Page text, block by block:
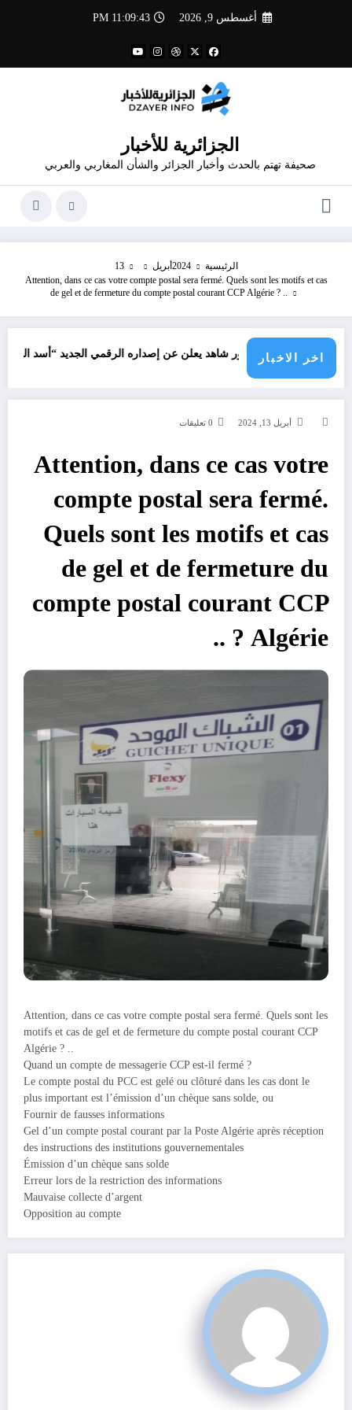
أغسطس 9, 2026 11:09:44 PM
الجزائرية للأخبار
صحيفة تهتم بالحدث وأخبار الجزائر والشأن المغاربي والعربي
الرئيسية 2024 أبريل
13
Attention, dans ce cas votre compte postal sera fermé. Quels sont les motifs et cas
de gel et de fermeture du compte postal courant CCP Algérie ? ..
اخر الاخبار
المصمم قدور شاهد يعلن عن إصداره الرقمي الجديد “أسد الونشريس”
أبريل 13, 2024 0 تعليقات
Attention, dans ce cas votre
compte postal sera fermé.
Quels sont les motifs et cas
de gel et de fermeture du
compte postal courant CCP
Algérie ? ..
Attention, dans ce cas votre compte postal sera fermé. Quels sont les
motifs et cas de gel et de fermeture du compte postal courant CCP
Algérie ? ..
Quand un compte de messagerie CCP est-il fermé ?
Le compte postal du PCC est gelé ou clôturé dans les cas dont le
plus important est l’émission d’un chèque sans solde, ou
Fournir de fausses informations
Gel d’un compte postal courant par la Poste Algérie après réception
des instructions des institutions gouvernementales
Émission d’un chèque sans solde
Erreur lors de la restriction des informations
Mauvaise collecte d’argent
Opposition au compte